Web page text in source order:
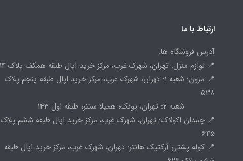
ارتباط با ما
آدرس فروشگاه ها:
📍 لوازم منزل: تهران، شهرک غرب، مرکز خرید اپال طبقه همکف پلاک 14
📍 مزون: شعبه 1: تهران، شهرک غرب، مرکز خرید اپال طبقه پنجم پلاک
538
شعبه 2: تهران، پونک، همیلا سنتر، طبقه اول 143
📍 چمدان اکولاک: تهران، شهرک غرب، مرکز خرید اپال طبقه ششم پلاک
645
📍 کوله پشتی آرکتیک هانتر: تهران، شهرک غرب، مرکز خرید اپال طبقه